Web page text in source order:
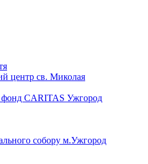
центр св. Миколая
фонд CARITAS Ужгород
собору м.Ужгород